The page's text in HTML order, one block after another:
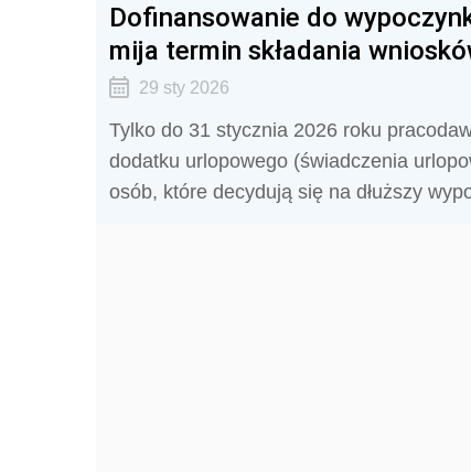
Dofinansowanie do
mija termin składania
29 sty 2026
Tylko do 31 stycznia 2026 roku
dodatku urlopowego (świadczenia
osób, które decydują się na dłuższy